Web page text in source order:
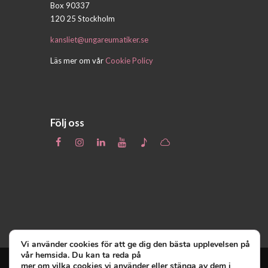
Box 90337
120 25 Stockholm
kansliet@ungareumatiker.se
Läs mer om vårCookie Policy
Följ oss
Vi använder cookies för att ge dig den bästa upplevelsen på
vår hemsida. Du kan ta reda på